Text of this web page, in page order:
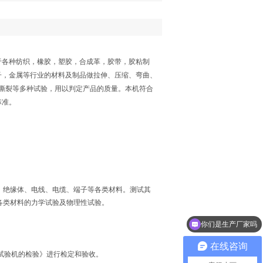
种纺织，橡胶，塑胶，合成革，胶带，胶粘制
金属等行业的材料及制品做拉伸、压缩、弯曲、
裂等多种试验，用以判定产品的质量。本机符合
。
缘体、电线、电缆、端子等各类材料。测试其
材料的力学试验及物理性试验。
机的检验》进行检定和验收。
在线咨询
你们是生产厂家吗